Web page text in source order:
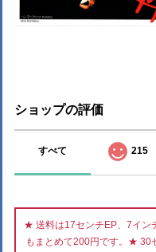
ショップの評価
すべて 215
★ 送料は17センチEP、7イン
もまとめて200円です。★ 30